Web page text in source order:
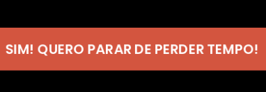
SIM! QUERO PARAR DE PERDER TEMPO!